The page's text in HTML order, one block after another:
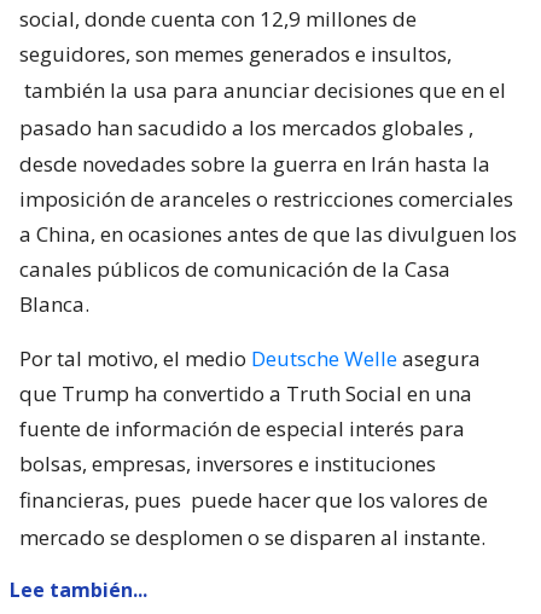
social, donde cuenta con 12,9 millones de
seguidores, son memes generados e insultos,
también la usa para anunciar decisiones que en el
pasado han sacudido a los mercados globales ,
desde novedades sobre la guerra en Irán hasta la
imposición de aranceles o restricciones comerciales
a China, en ocasiones antes de que las divulguen los
canales públicos de comunicación de la Casa
Blanca.
Por tal motivo, el medio Deutsche Welleasegura
que Trump ha convertido a Truth Social en una
fuente de información de especial interés para
bolsas, empresas, inversores e instituciones
financieras, pues puede hacer que los valores de
mercado se desplomen o se disparen al instante.
Lee también...